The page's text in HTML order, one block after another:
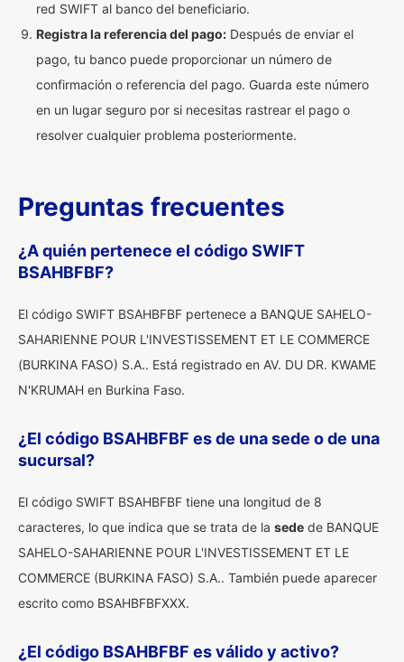
red SWIFT al banco del beneficiario.
Registra la referencia del pago: Después de enviar el
pago, tu banco puede proporcionar un número de
confirmación o referencia del pago. Guarda este número
en un lugar seguro por si necesitas rastrear el pago o
resolver cualquier problema posteriormente.
Preguntas frecuentes
¿A quién pertenece el código SWIFT
BSAHBFBF?
El código SWIFT BSAHBFBF pertenece a BANQUE SAHELO-
SAHARIENNE POUR L'INVESTISSEMENT ET LE COMMERCE
(BURKINA FASO) S.A.. Está registrado en AV. DU DR. KWAME
N'KRUMAH en Burkina Faso.
¿El código BSAHBFBF es de una sede o de una
sucursal?
El código SWIFT BSAHBFBF tiene una longitud de 8
caracteres, lo que indica que se trata de la sede de BANQUE
SAHELO-SAHARIENNE POUR L'INVESTISSEMENT ET LE
COMMERCE (BURKINA FASO) S.A.. También puede aparecer
escrito como BSAHBFBFXXX.
¿El código BSAHBFBF es válido y activo?